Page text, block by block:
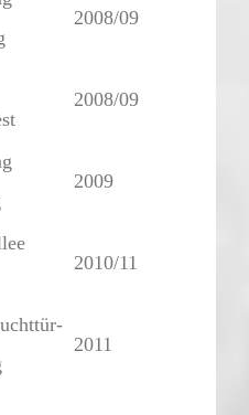
2008/09
2008/09
2009
2010/11
2011